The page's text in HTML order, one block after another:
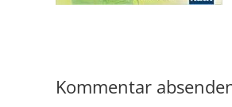
Kommentar